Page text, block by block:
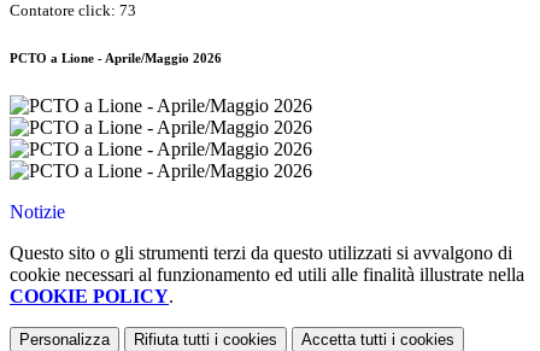
Contatore click: 73
PCTO a Lione - Aprile/Maggio 2026
Notizie
Questo sito o gli strumenti terzi da questo utilizzati si avvalgono di
cookie necessari al funzionamento ed utili alle finalità illustrate nella
COOKIE POLICY.
Personalizza Rifiuta tutti i cookies Accetta tutti i cookies